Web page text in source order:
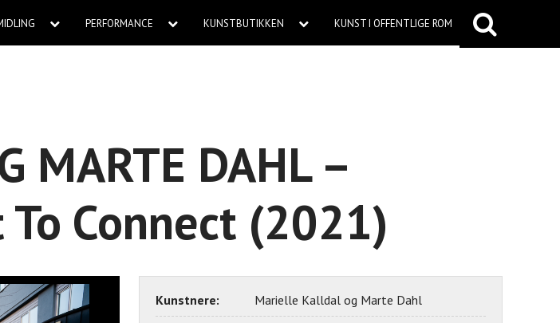
PERFORMANCE KUNSTBUTIKKEN KUNST I OFFENTLIGE ROM
MARTE DAHL –
Connect (2021)
Kunstnere:
Marielle Kalldal og Marte Dahl